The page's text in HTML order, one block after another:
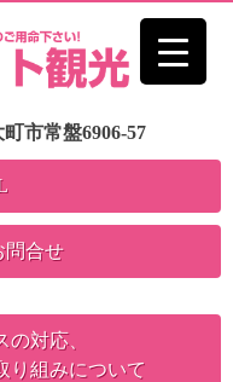
市常盤6906-57
合せ
対応、
り組みについて